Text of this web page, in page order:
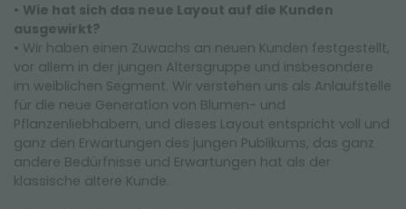
• Wie hat sich das neue Layout auf die Kunden
ausgewirkt?
• Wir haben einen Zuwachs an neuen Kunden festgestellt,
vor allem in der jungen Altersgruppe und insbesondere
im weiblichen Segment. Wir verstehen uns als Anlaufstelle
für die neue Generation von Blumen- und
Pflanzenliebhabern, und dieses Layout entspricht voll und
ganz den Erwartungen des jungen Publikums, das ganz
andere Bedürfnisse und Erwartungen hat als der
klassische ältere Kunde.